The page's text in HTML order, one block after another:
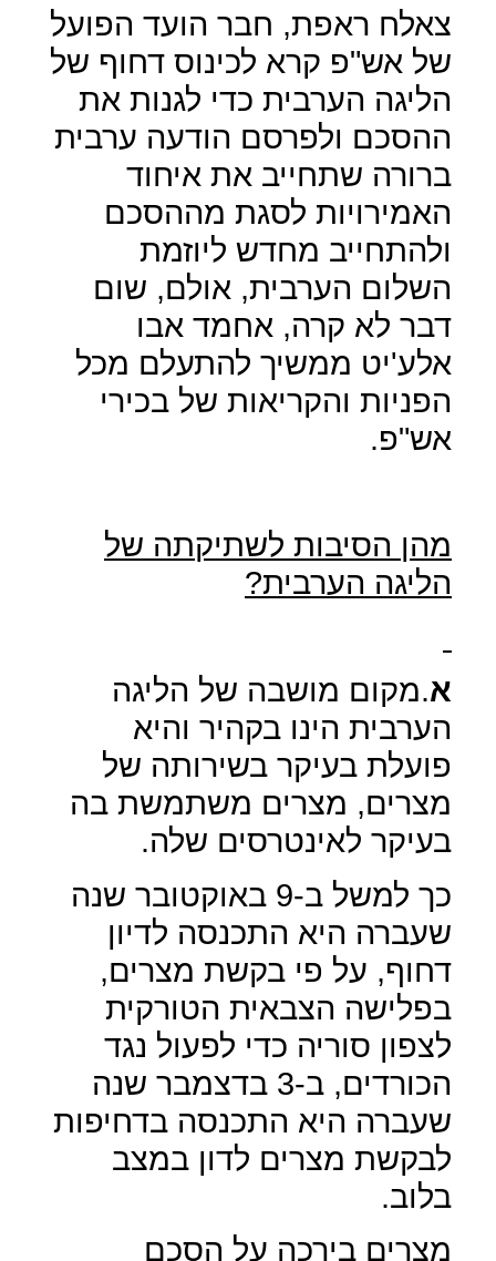
צאלח ראפת, חבר הועד הפועל
של אש"פ קרא לכינוס דחוף של
הליגה הערבית כדי לגנות את
ההסכם ולפרסם הודעה ערבית
ברורה שתחייב את איחוד
האמירויות לסגת מההסכם
ולהתחייב מחדש ליוזמת
השלום הערבית, אולם, שום
דבר לא קרה, אחמד אבו
אלע'יט ממשיך להתעלם מכל
הפניות והקריאות של בכירי
אש"פ.
מהן הסיבות לשתיקתה של
הליגה הערבית?
א.מקום מושבה של הליגה
הערבית הינו בקהיר והיא
פועלת בעיקר בשירותה של
מצרים, מצרים משתמשת בה
בעיקר לאינטרסים שלה.
כך למשל ב-9 באוקטובר שנה
שעברה היא התכנסה לדיון
דחוף, על פי בקשת מצרים,
בפלישה הצבאית הטורקית
לצפון סוריה כדי לפעול נגד
הכורדים, ב-3 בדצמבר שנה
שעברה היא התכנסה בדחיפות
לבקשת מצרים לדון במצב
בלוב.
מצרים בירכה על הסכם